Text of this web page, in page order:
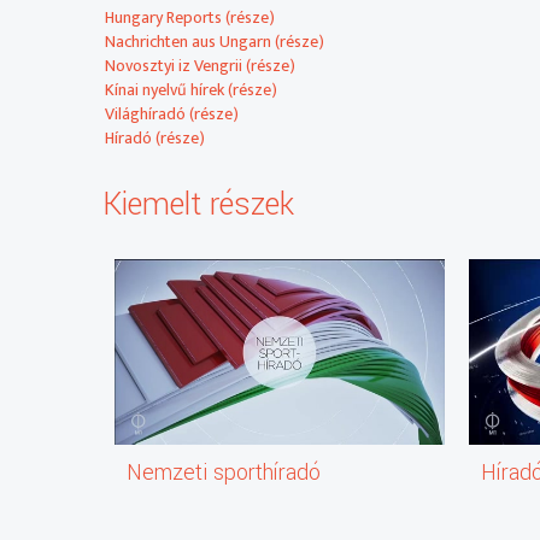
2025-06-12 23:22:00 OROSZ NYELVŰ HÍREK
2025-06-12 23:26:00 KÍNAI NYELVŰ HÍREK
2025-06-13 00:00:00 Himnusz
2025-06-13 00:02:00 ZÁRÓHÍRADÓ
Hungary Reports (része)
Nachrichten aus Ungarn (része)
Novosztyi iz Vengrii (része)
Kínai nyelvű hírek (része)
Világhíradó (része)
Híradó (része)
Kiemelt részek
Nemzeti sporthíradó